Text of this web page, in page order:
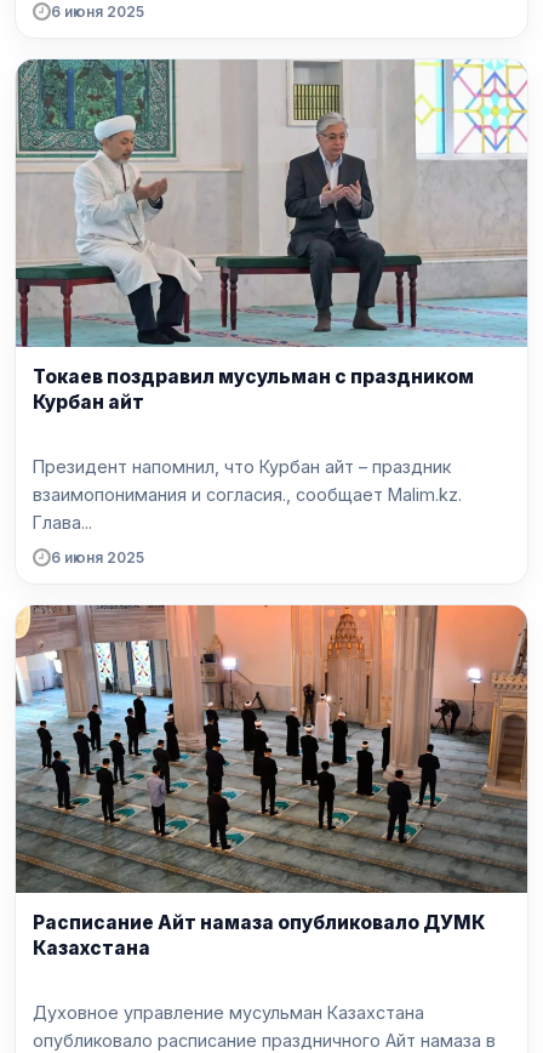
6 июня 2025
Токаев поздравил мусульман с праздником
Курбан айт
Президент напомнил, что Курбан айт – праздник
взаимопонимания и согласия., сообщает Malim.kz.
Глава...
6 июня 2025
Расписание Айт намаза опубликовало ДУМК
Казахстана
Духовное управление мусульман Казахстана
опубликовало расписание праздничного Айт намаза в